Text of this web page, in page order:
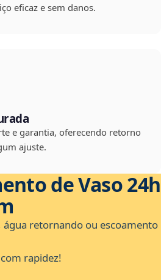
eficaz e sem danos.
e garantia, oferecendo retorno
ajuste.
de Vaso 24h
retornando ou escoamento
rapidez!